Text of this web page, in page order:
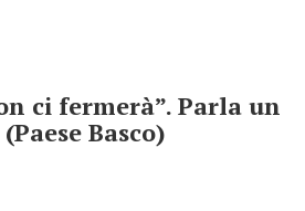
ci fermerà”. Parla un
Basco)